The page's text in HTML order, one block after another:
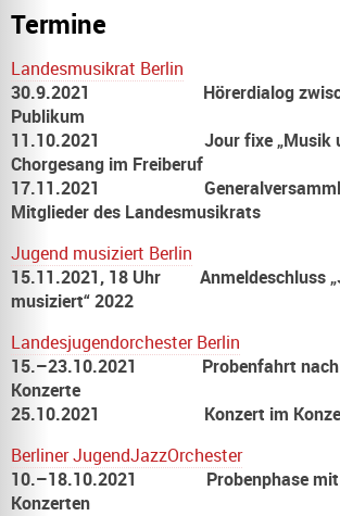
Termine
Landesmusikrat Berlin
30.9.2021 Hörerdialog
Publikum
11.10.2021 Jour fixe „Musik
Chorgesang im Freiberuf
17.11.2021
Mitglieder des Landesmusikrats
Jugend musiziert Berlin
15.11.2021, 18 Uhr Anmeldeschluss
musiziert“ 2022
Landesjugendorchester Berlin
15.–23.10.2021 Probenfahrt nach
Konzerte
25.10.2021 Konzert im
Berliner JugendJazzOrchester
10.–18.10.2021 Probenphase mit
Konzerten